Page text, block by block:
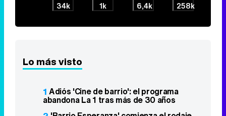
34k 1k 6,4k 258k
Lo más visto
1 Adiós 'Cine de barrio': el programa
abandona La 1 tras más de 30 años